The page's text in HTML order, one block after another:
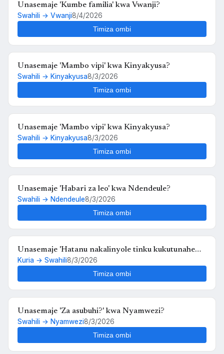
Unasemaje 'Kumbe familia' kwa Vwanji?
Swahili → Vwanji8/4/2026
Timiza ombi
Unasemaje 'Mambo vipi' kwa Kinyakyusa?
Swahili → Kinyakyusa8/3/2026
Timiza ombi
Unasemaje 'Mambo vipi' kwa Kinyakyusa?
Swahili → Kinyakyusa8/3/2026
Timiza ombi
Unasemaje 'Habari za leo' kwa Ndendeule?
Swahili → Ndendeule8/3/2026
Timiza ombi
Unasemaje 'Hatanu nakalinyole tinku kukutunahe
mula uche kunyankya mute' kwa Swahili?
Kuria → Swahili8/3/2026
Timiza ombi
Unasemaje 'Za asubuhi?' kwa Nyamwezi?
Swahili → Nyamwezi8/3/2026
Timiza ombi